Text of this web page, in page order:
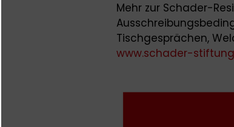
Mehr zur Schader-
Tischgesprächen,
www.schader-